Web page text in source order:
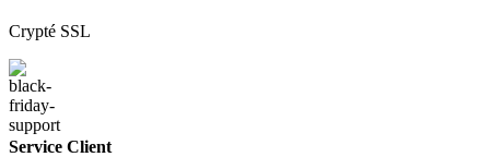
Crypté SSL
Service Client